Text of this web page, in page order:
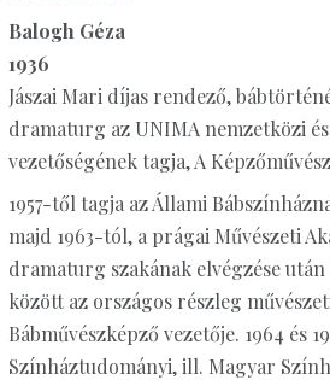
Balogh Géza
1936
Jászai Mari díjas rendező,
dramaturg az UNIMA nemzetközi
vezetőségének tagja, A
1957-től tagja az Állami
majd 1963-tól, a prágai Művészeti
dramaturg szakának elvégzése után
között az országos részleg
Bábművészképző vezetője. 1964 és
Színháztudományi, ill. Magyar